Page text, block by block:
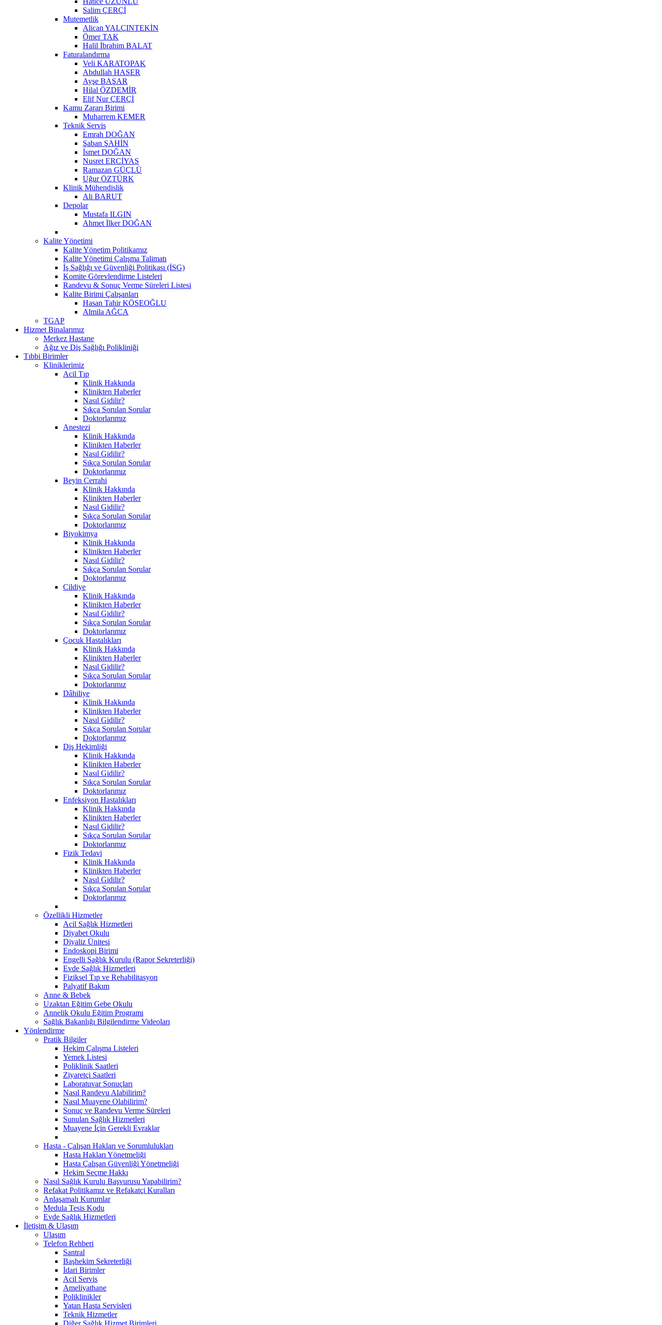
Salim ÇERÇİ
Mutemetlik
Alican YALÇINTEKİN
Ömer TAK
Halil İbrahim BALAT
Faturalandırma
Veli KARATOPAK
Abdullah HASER
Ayşe BAŞAR
Hilal ÖZDEMİR
Elif Nur ÇERÇİ
Kamu Zararı Birimi
Muharrem KEMER
Teknik Servis
Emrah DOĞAN
Şaban ŞAHİN
İsmet DOĞAN
Nusret ERCİYAS
Ramazan GÜÇLÜ
Uğur ÖZTÜRK
Klinik Mühendislik
Ali BARUT
Depolar
Mustafa ILGIN
Ahmet İlker DOĞAN
Kalite Yönetimi
Kalite Yönetim Politikamız
Kalite Yönetimi Çalışma Talimatı
İş Sağlığı ve Güvenliği Politikası (İSG)
Komite Görevlendirme Listeleri
Randevu & Sonuç Verme Süreleri Listesi
Kalite Birimi Çalışanları
Hasan Tahir KÖSEOĞLU
Almila AĞCA
TGAP
Hizmet Binalarımız
Merkez Hastane
Ağız ve Diş Sağlığı Polikliniği
Tıbbi Birimler
Kliniklerimiz
Acil Tıp
Klinik Hakkında
Klinikten Haberler
Nasıl Gidilir?
Sıkça Sorulan Sorular
Doktorlarımız
Anestezi
Klinik Hakkında
Klinikten Haberler
Nasıl Gidilir?
Sıkça Sorulan Sorular
Doktorlarımız
Beyin Cerrahi
Klinik Hakkında
Klinikten Haberler
Nasıl Gidilir?
Sıkça Sorulan Sorular
Doktorlarımız
Biyokimya
Klinik Hakkında
Klinikten Haberler
Nasıl Gidilir?
Sıkça Sorulan Sorular
Doktorlarımız
Cildiye
Klinik Hakkında
Klinikten Haberler
Nasıl Gidilir?
Sıkça Sorulan Sorular
Doktorlarımız
Çocuk Hastalıkları
Klinik Hakkında
Klinikten Haberler
Nasıl Gidilir?
Sıkça Sorulan Sorular
Doktorlarımız
Dâhiliye
Klinik Hakkında
Klinikten Haberler
Nasıl Gidilir?
Sıkça Sorulan Sorular
Doktorlarımız
Diş Hekimliği
Klinik Hakkında
Klinikten Haberler
Nasıl Gidilir?
Sıkça Sorulan Sorular
Doktorlarımız
Enfeksiyon Hastalıkları
Klinik Hakkında
Klinikten Haberler
Nasıl Gidilir?
Sıkça Sorulan Sorular
Doktorlarımız
Fizik Tedavi
Klinik Hakkında
Klinikten Haberler
Nasıl Gidilir?
Sıkça Sorulan Sorular
Doktorlarımız
Özellikli Hizmetler
Acil Sağlık Hizmetleri
Diyabet Okulu
Diyaliz Ünitesi
Endoskopi Birimi
Engelli Sağlık Kurulu (Rapor Sekreterliği)
Evde Sağlık Hizmetleri
Fiziksel Tıp ve Rehabilitasyon
Palyatif Bakım
Anne & Bebek
Uzaktan Eğitim Gebe Okulu
Annelik Okulu Eğitim Programı
Sağlık Bakanlığı Bilgilendirme Videoları
Yönlendirme
Pratik Bilgiler
Hekim Çalışma Listeleri
Yemek Listesi
Poliklinik Saatleri
Ziyaretçi Saatleri
Laboratuvar Sonuçları
Nasıl Randevu Alabilirim?
Nasıl Muayene Olabilirim?
Sonuç ve Randevu Verme Süreleri
Sunulan Sağlık Hizmetleri
Muayene İçin Gerekli Evraklar
Hasta - Çalışan Hakları ve Sorumlulukları
Hasta Hakları Yönetmeliği
Hasta Çalışan Güvenliği Yönetmeliği
Hekim Seçme Hakkı
Nasıl Sağlık Kurulu Başvurusu Yapabilirim?
Refakat Politikamız ve Refakatçi Kuralları
Anlaşamalı Kurumlar
Medula Tesis Kodu
Evde Sağlık Hizmetleri
İletişim & Ulaşım
Ulaşım
Telefon Rehberi
Santral
Başhekim Sekreterliği
İdari Birimler
Acil Servis
Ameliyathane
Poliklinikler
Yatan Hasta Servisleri
Teknik Hizmetler
Diğer Sağlık Hizmet Birimleri